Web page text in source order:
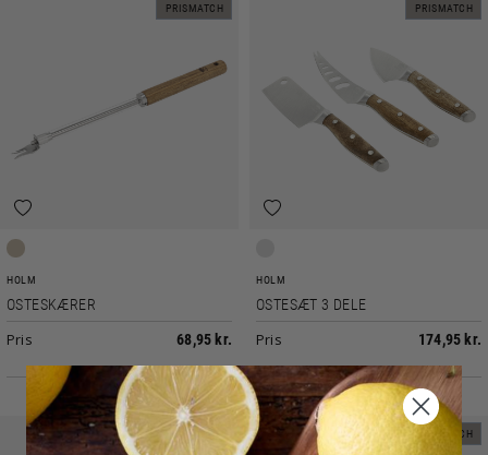
PRISMATCH
Akacie
HOLM
OSTESKÆRER
Pris 68,95 kr.
PRISMATCH
Blankt stål
HOLM
OSTESÆT 3 DELE
Pris 174,95 kr.
PRISMATCH PRISMATCH